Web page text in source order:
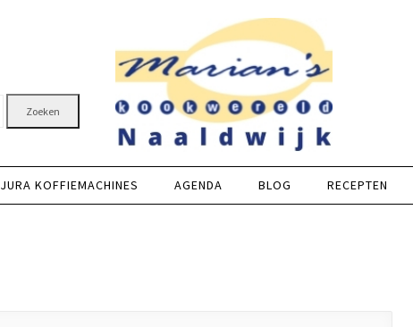
Zoeken
JURA KOFFIEMACHINES AGENDA BLOG RECEPTEN